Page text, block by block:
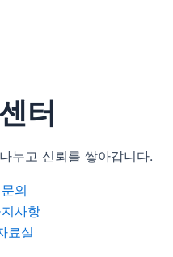
터
누고 신뢰를 쌓아갑니다.
문의
사항
료실